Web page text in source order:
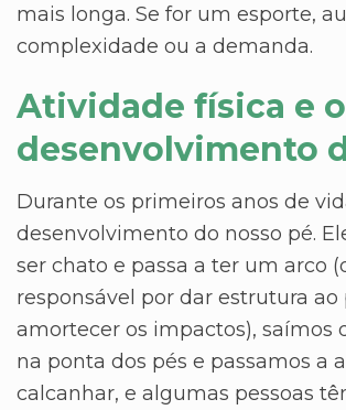
mais longa. Se for um esporte,
complexidade ou a demanda.
Atividade física e o
desenvolvimento
Durante os primeiros anos de
desenvolvimento do nosso pé.
ser chato e passa a ter um arco
responsável por dar estrutura ao
amortecer os impactos), saímos
na ponta dos pés e passamos a
calcanhar, e algumas pessoas